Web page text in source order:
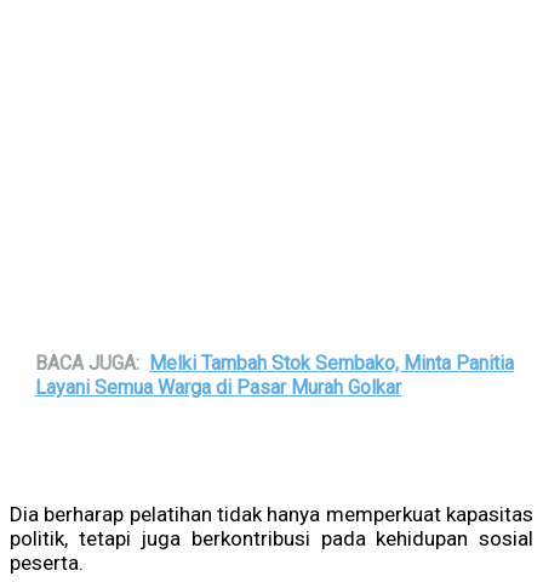
BACA JUGA: Melki Tambah Stok Sembako, Minta Panitia
Layani Semua Warga di Pasar Murah Golkar
Dia berharap pelatihan tidak hanya memperkuat kapasitas
politik, tetapi juga berkontribusi pada kehidupan sosial
peserta.